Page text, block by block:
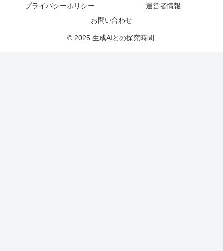
プライバシーポリシー
運営者情報
お問い合わせ
© 2025 生成AIとの探究時間.